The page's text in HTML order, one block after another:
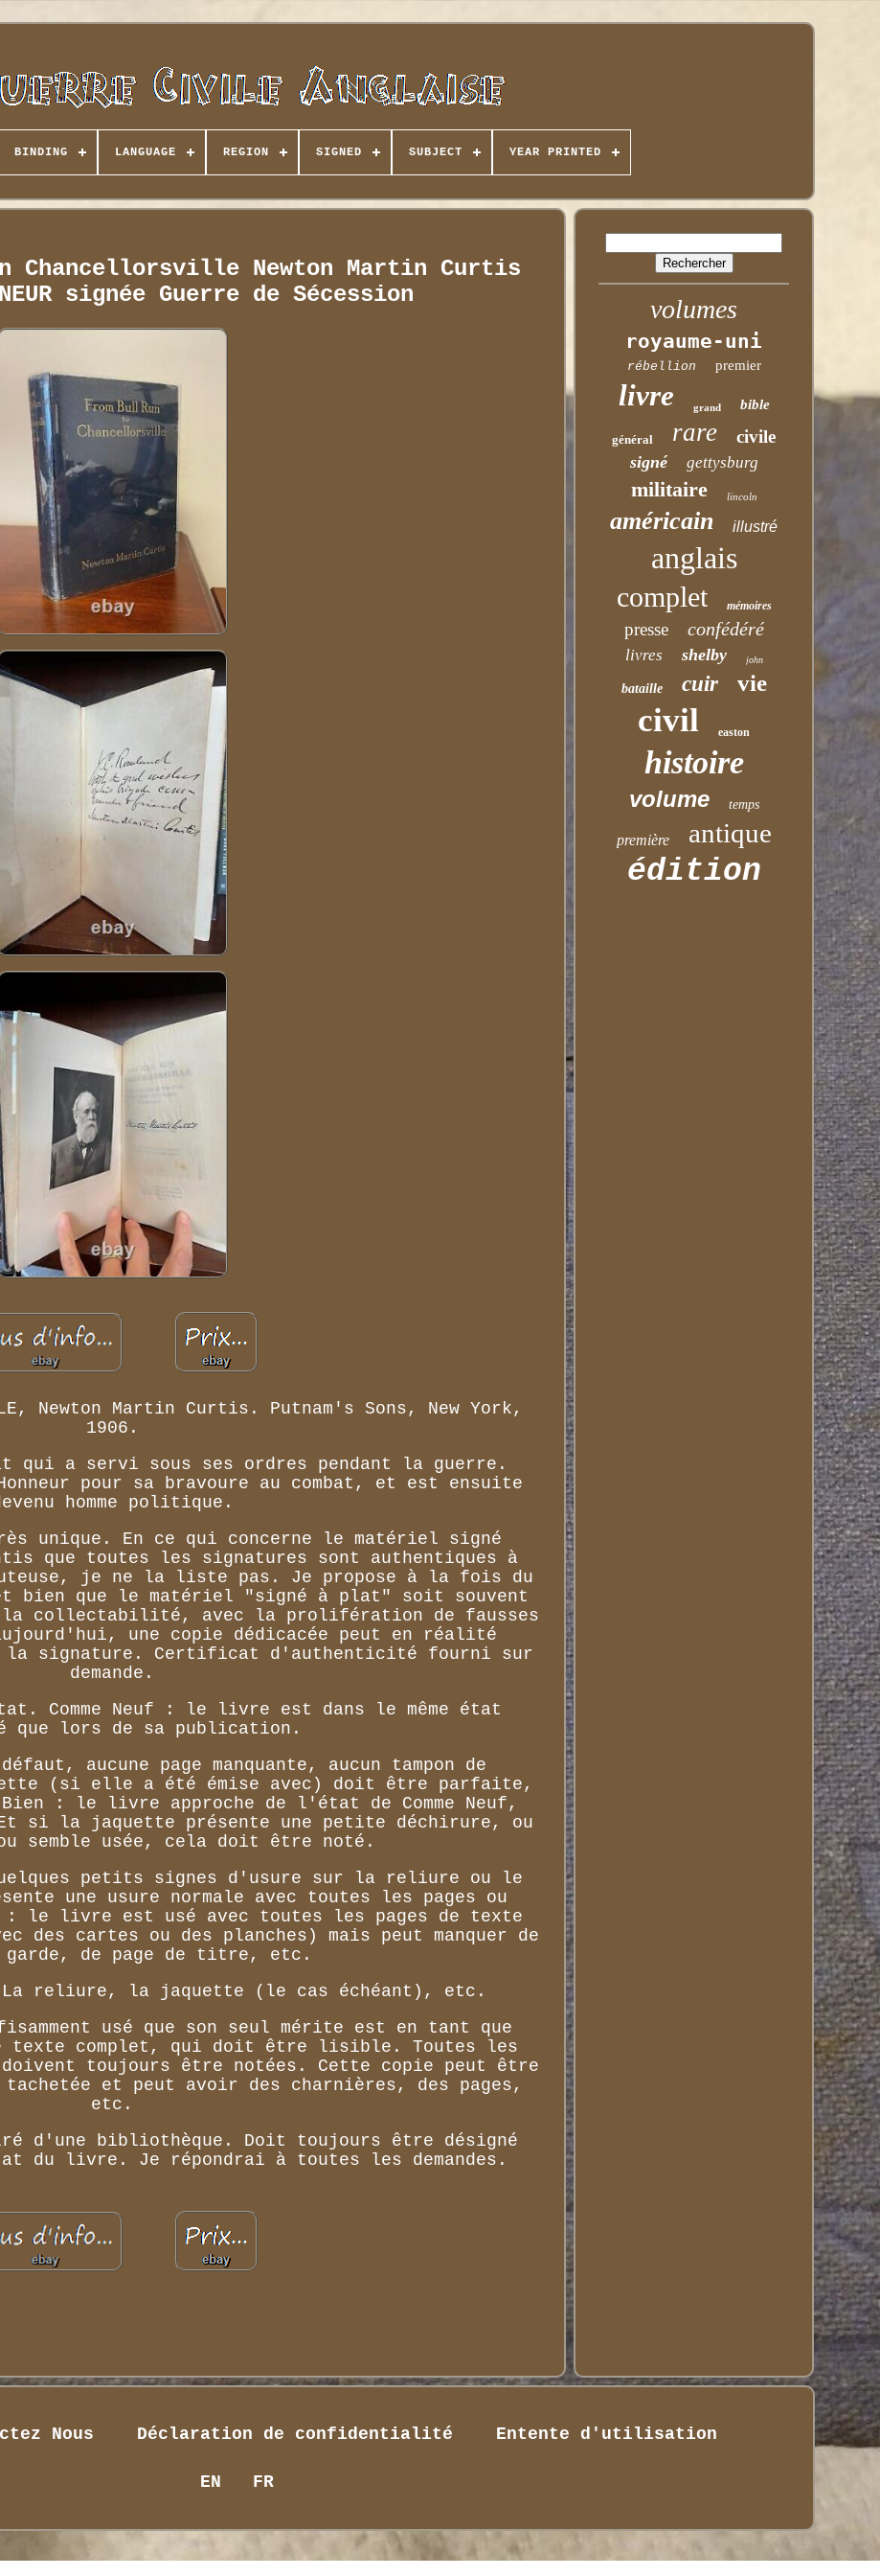
BINDING LANGUAGE REGION SIGNED SUBJECT YEAR PRINTED
Chancellorsville Newton Martin Curtis
signée Guerre de Sécession
Newton Martin Curtis. Putnam's Sons, New York,
1906.
qui a servi sous ses ordres pendant la guerre.
pour sa bravoure au combat, et est ensuite
homme politique.
unique. En ce qui concerne le matériel signé
que toutes les signatures sont authentiques à
je ne la liste pas. Je propose à la fois du
bien que le matériel "signé à plat" soit souvent
la collectabilité, avec la prolifération de fausses
une copie dédicacée peut en réalité
la signature. Certificat d'authenticité fourni sur
demande.
Comme Neuf : le livre est dans le même état
que lors de sa publication.
aucune page manquante, aucun tampon de
(si elle a été émise avec) doit être parfaite,
: le livre approche de l'état de Comme Neuf,
si la jaquette présente une petite déchirure, ou
semble usée, cela doit être noté.
petits signes d'usure sur la reliure ou le
une usure normale avec toutes les pages ou
: le livre est usé avec toutes les pages de texte
des cartes ou des planches) mais peut manquer de
garde, de page de titre, etc.
reliure, la jaquette (le cas échéant), etc.
usé que son seul mérite est en tant que
texte complet, qui doit être lisible. Toutes les
doivent toujours être notées. Cette copie peut être
et peut avoir des charnières, des pages,
etc.
d'une bibliothèque. Doit toujours être désigné
du livre. Je répondrai à toutes les demandes.
volumes
royaume-uni
rébellion premier
livre grand bible
général rare civile
signé gettysburg
militaire lincoln
américain illustré
anglais
complet mémoires
presse confédéré
livres shelby john
bataille cuir vie
civil easton
histoire
volume temps
première antique
édition
Nous Déclaration de confidentialité Entente d'utilisation
EN FR